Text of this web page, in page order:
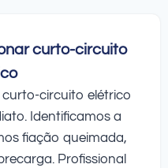
curto-circuito
circuito elétrico
Identificamos a
fiação queimada,
Profissional